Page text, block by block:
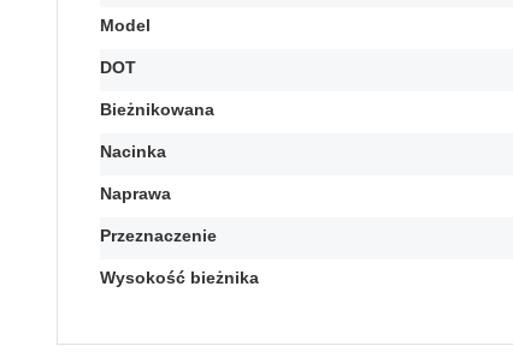
Model
DOT
Bieżnikowana
Nacinka
Naprawa
Przeznaczenie
Wysokość bieżnika